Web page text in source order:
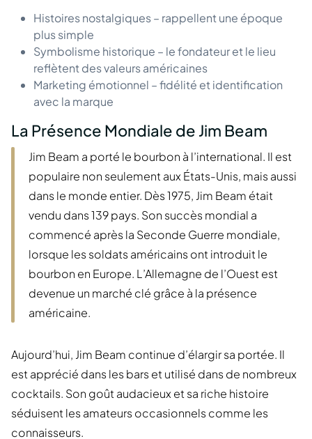
Histoires nostalgiques – rappellent une époque
plus simple
Symbolisme historique – le fondateur et le lieu
reflètent des valeurs américaines
Marketing émotionnel – fidélité et identification
avec la marque
La Présence Mondiale de Jim Beam
Jim Beam a porté le bourbon à l’international. Il est
populaire non seulement aux États-Unis, mais aussi
dans le monde entier. Dès 1975, Jim Beam était
vendu dans 139 pays. Son succès mondial a
commencé après la Seconde Guerre mondiale,
lorsque les soldats américains ont introduit le
bourbon en Europe. L’Allemagne de l’Ouest est
devenue un marché clé grâce à la présence
américaine.
Aujourd’hui, Jim Beam continue d’élargir sa portée. Il
est apprécié dans les bars et utilisé dans de nombreux
cocktails. Son goût audacieux et sa riche histoire
séduisent les amateurs occasionnels comme les
connaisseurs.